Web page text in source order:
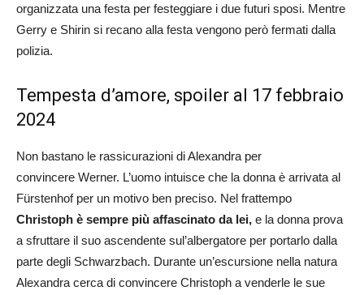
organizzata una festa per festeggiare i due futuri sposi. Mentre
Gerry e Shirin si recano alla festa vengono però fermati dalla
polizia.
Tempesta d’amore, spoiler al 17 febbraio
2024
Non bastano le rassicurazioni di Alexandra per
convincere Werner. L’uomo intuisce che la donna è arrivata al
Fürstenhof per un motivo ben preciso. Nel frattempo
Christoph è sempre più affascinato da lei, e la donna prova
a sfruttare il suo ascendente sul’albergatore per portarlo dalla
parte degli Schwarzbach. Durante un’escursione nella natura
Alexandra cerca di convincere Christoph a venderle le sue